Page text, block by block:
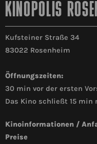
KINOPOLIS
Kufsteiner Straße 34
83022 Rosenheim
Öffnungszeiten:
30 min vor der ersten
Das Kino schließt 15 min
Kinoinformationen /
Preise